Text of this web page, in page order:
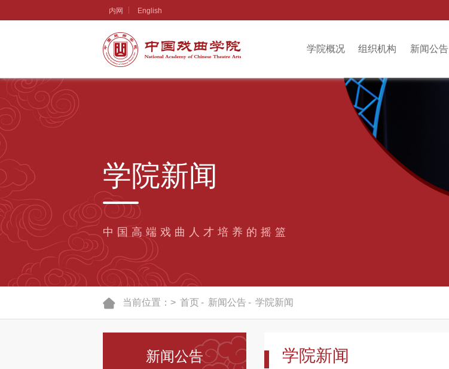
内网 English
学院概况 组织机构 新闻公告
学院新闻
中国高端戏曲人才培养的摇篮
当前位置：> 首页- 新闻公告 - 学院新闻
新闻公告 学院新闻